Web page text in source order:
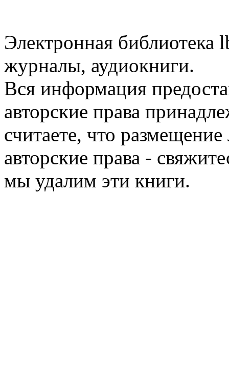
Электронная библиотека
журналы, аудиокниги.
Вся информация
авторские права
считаете, что
авторские права -
мы удалим эти книги.